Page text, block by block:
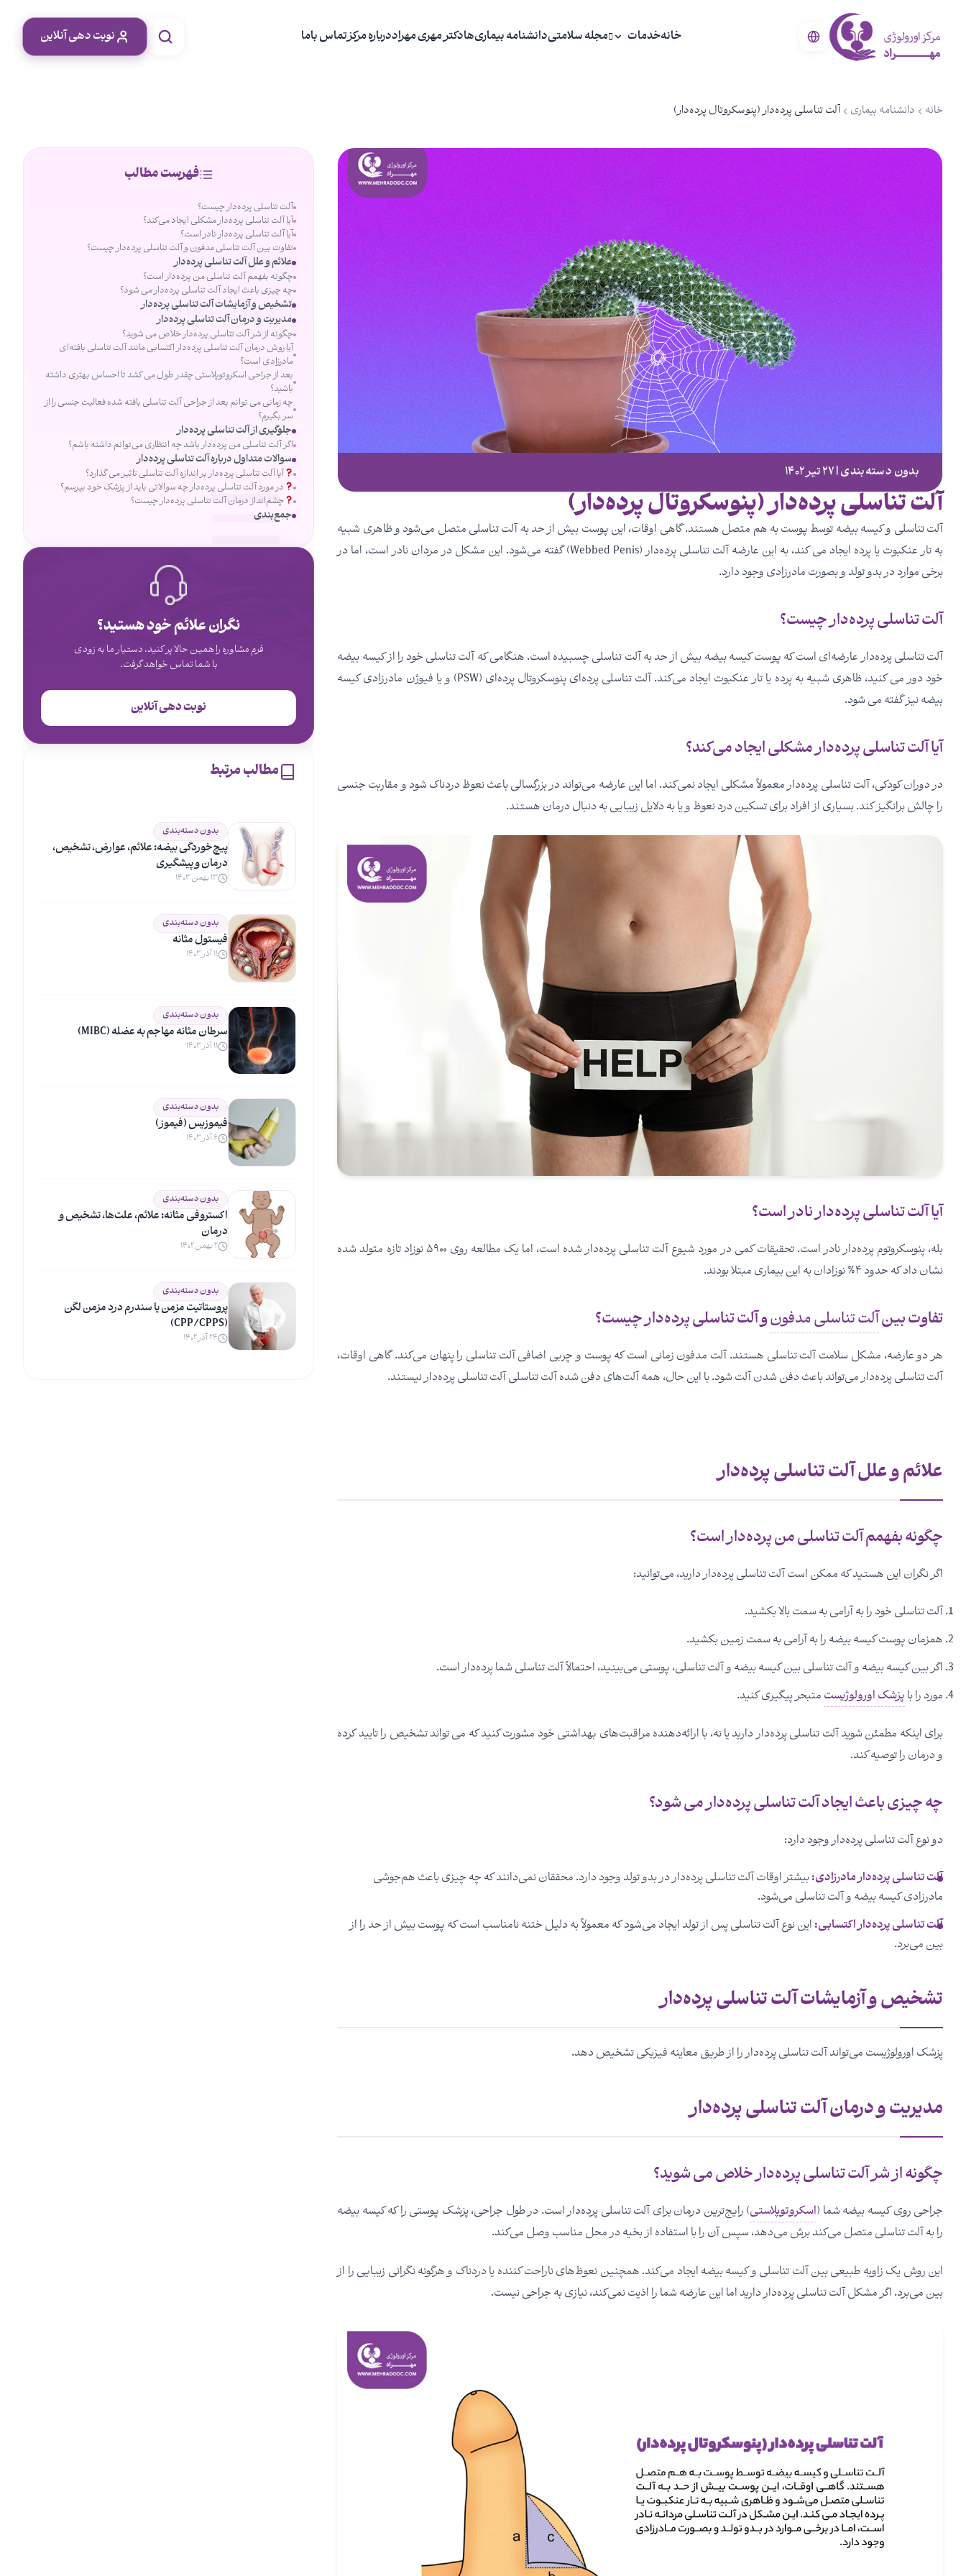
خانهخدمات مجله سلامتیدانشنامه بیماری‌هادکتر مهری مهراددرباره مرکزتماس باما نوبت دهی آنلاین
خانه دانشنامه بیماری آلت تناسلی پرده‌دار (پنوسکروتال پرده‌دار)
بدون دسته‌بندی | ۲۷ تیر ۱۴۰۲
آلت تناسلی پرده‌دار (پنوسکروتال پرده‌دار)
آلت تناسلی و کیسه بیضه توسط پوست به هم متصل هستند. گاهی اوقات، این پوست بیش از حد به آلت تناسلی متصل می‌شود و ظاهری شبیه
به تار عنکبوت یا پرده ایجاد می کند، به این عارضه آلت تناسلی پرده‌دار (Webbed Penis) گفته می‌شود. این مشکل در مردان نادر است، اما در
برخی موارد در بدو تولد و بصورت مادرزادی وجود دارد.
آلت تناسلی پرده‌دار چیست؟
آلت تناسلی پرده‌دار عارضه‌ای است که پوست کیسه بیضه بیش از حد به آلت تناسلی چسبیده است. هنگامی که آلت تناسلی خود را از کیسه بیضه
خود دور می کنید، ظاهری شبیه به پرده یا تار عنکبوت ایجاد می‌کند. آلت تناسلی پرده‌ای پنوسکروتال پرده‌ای (PSW) و یا فیوژن مادرزادی کیسه
بیضه نیز گفته می شود.
آیا آلت تناسلی پرده‌دار مشکلی ایجاد می‌کند؟
در دوران کودکی، آلت تناسلی پرده‌دار معمولاً مشکلی ایجاد نمی‌کند. اما این عارضه می‌تواند در بزرگسالی باعث نعوظ دردناک شود و مقاربت جنسی
را چالش برانگیز کند. بسیاری از افراد برای تسکین درد نعوظ و یا به دلایل زیبایی به دنبال درمان هستند.
آیا آلت تناسلی پرده‌دار نادر است؟
بله، پنوسکروتوم پرده‌دار نادر است. تحقیقات کمی در مورد شیوع آلت تناسلی پرده‌دار شده است، اما یک مطالعه روی ۵۹۰۰ نوزاد تازه متولد شده
نشان داد که حدود ۴٪ نوزادان به این بیماری مبتلا بودند.
تفاوت بینآلت تناسلی مدفونو آلت تناسلی پرده‌دار چیست؟
هر دو عارضه، مشکل سلامت آلت تناسلی هستند. آلت مدفون زمانی است که پوست و چربی اضافی آلت تناسلی را پنهان می‌کند. گاهی اوقات،
آلت تناسلی پرده‌دار می‌تواند باعث دفن شدن آلت شود. با این حال، همه آلت‌های دفن شده آلت تناسلی آلت تناسلی پرده‌دار نیستند.
علائم و علل آلت تناسلی پرده‌دار
چگونه بفهمم آلت تناسلی من پرده‌دار است؟
اگر نگران این هستید که ممکن است آلت تناسلی پرده‌دار دارید، می‌توانید:
آلت تناسلی خود را به آرامی به سمت بالا بکشید.
همزمان پوست کیسه بیضه را به آرامی به سمت زمین بکشید.
اگر بین کیسه بیضه و آلت تناسلی بین کیسه بیضه و آلت تناسلی، پوستی می‌بینید، احتمالاً آلت تناسلی شما پرده‌دار است.
مورد را باپزشک اورولوژیستمتبحر پیگیری کنید.
برای اینکه مطمئن شوید آلت تناسلی پرده‌دار دارید یا نه، با ارائه‌دهنده مراقبت‌های بهداشتی خود مشورت کنید که می تواند تشخیص را تایید کرده
و درمان را توصیه کند.
چه چیزی باعث ایجاد آلت تناسلی پرده‌دار می شود؟
دو نوع آلت تناسلی پرده‌دار وجود دارد:
آلت تناسلی پرده‌دار مادرزادی:بیشتر اوقات آلت تناسلی پرده‌دار در بدو تولد وجود دارد. محققان نمی‌دانند که چه چیزی باعث هم‌جوشی
مادرزادی کیسه بیضه و آلت تناسلی می‌شود.
آلت تناسلی پرده‌دار اکتسابی:این نوع آلت تناسلی پس از تولد ایجاد می‌شود که معمولاً به دلیل ختنه نامناسب است که پوست بیش از حد را از
بین می‌برد.
تشخیص و آزمایشات آلت تناسلی پرده‌دار
پزشک اورولوژیست می‌تواند آلت تناسلی پرده‌دار را از طریق معاینه فیزیکی تشخیص دهد.
مدیریت و درمان آلت تناسلی پرده‌دار
چگونه از شر آلت تناسلی پرده‌دار خلاص می شوید؟
جراحی روی کیسه بیضه شما (اسکروتوپلاستی) رایج‌ترین درمان برای آلت تناسلی پرده‌دار است. در طول جراحی، پزشک پوستی را که کیسه بیضه
را به آلت تناسلی متصل می‌کند برش می‌دهد، سپس آن را با استفاده از بخیه در محل مناسب وصل می‌کند.
این روش یک زاویه طبیعی بین آلت تناسلی و کیسه بیضه ایجاد می‌کند. همچنین نعوظ‌های ناراحت کننده یا دردناک و هرگونه نگرانی زیبایی را از
بین می‌برد. اگر مشکل آلت تناسلی پرده‌دار دارید اما این عارضه شما را اذیت نمی‌کند، نیازی به جراحی نیست.
فهرست مطالب
آلت تناسلی پرده‌دار چیست؟
آیا آلت تناسلی پرده‌دار مشکلی ایجاد می‌کند؟
آیا آلت تناسلی پرده‌دار نادر است؟
تفاوت بین آلت تناسلی مدفون و آلت تناسلی پرده‌دار چیست؟
علائم و علل آلت تناسلی پرده‌دار
چگونه بفهمم آلت تناسلی من پرده‌دار است؟
چه چیزی باعث ایجاد آلت تناسلی پرده‌دار می شود؟
تشخیص و آزمایشات آلت تناسلی پرده‌دار
مدیریت و درمان آلت تناسلی پرده‌دار
چگونه از شر آلت تناسلی پرده‌دار خلاص می شوید؟
آیا روش درمان آلت تناسلی پرده‌دار اکتسابی مانند آلت تناسلی بافته‌ای
مادرزادی است؟
بعد از جراحی اسکروتوپلاستی چقدر طول می کشد تا احساس بهتری داشته
باشید؟
چه زمانی می توانم بعد از جراحی آلت تناسلی بافته شده فعالیت جنسی را از
سر بگیرم؟
جلوگیری از آلت تناسلی پرده‌دار
اگر آلت تناسلی من پرده‌دار باشد چه انتظاری می‌توانم داشته باشم؟
سوالات متداول درباره آلت تناسلی پرده‌دار
آیا آلت تناسلی پرده‌دار بر اندازه آلت تناسلی تاثیر می گذارد؟
در مورد آلت تناسلی پرده‌دار چه سوالاتی باید از پزشک خود بپرسم؟
چشم‌انداز درمان آلت تناسلی پرده‌دار چیست؟
جمع‌بندی
نگران علائم خود هستید؟
فرم مشاوره را همین حالا پر کنید، دستیار ما به زودی
با شما تماس خواهد گرفت.
نوبت دهی آنلاین
مطالب مرتبط
بدون دسته‌بندی
پیچ‌خوردگی بیضه: علائم، عوارض، تشخیص،
درمان و پیشگیری
۱۳ بهمن ۱۴۰۳
بدون دسته‌بندی
فیستول مثانه
۱۱ آذر ۱۴۰۳
بدون دسته‌بندی
سرطان مثانه مهاجم به عضله (MIBC)
۱۱ آذر ۱۴۰۳
بدون دسته‌بندی
فیموزیس (فیموز)
۶ آذر ۱۴۰۳
بدون دسته‌بندی
اکستروفی مثانه: علائم، علت‌ها، تشخیص و
درمان
۲ بهمن ۱۴۰۲
بدون دسته‌بندی
پروستاتیت مزمن یا سندرم درد مزمن لگن
(CPP/CPPS)
۲۴ آذر ۱۴۰۲